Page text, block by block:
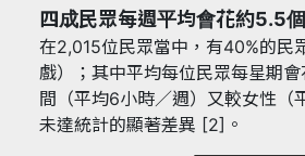
四成民眾每週平均會花約5.5
在2,015位民眾當中，有40%的民
戲）；其中平均每位民眾每星期
間（平均6小時／週）又較女性（
未達統計的顯著差異 [2]。